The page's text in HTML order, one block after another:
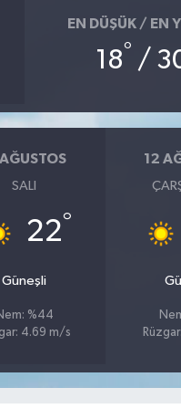
EN DÜŞÜK / EN
18° /
SALI
22°
Güneşli
%44
4.69 m/s
12